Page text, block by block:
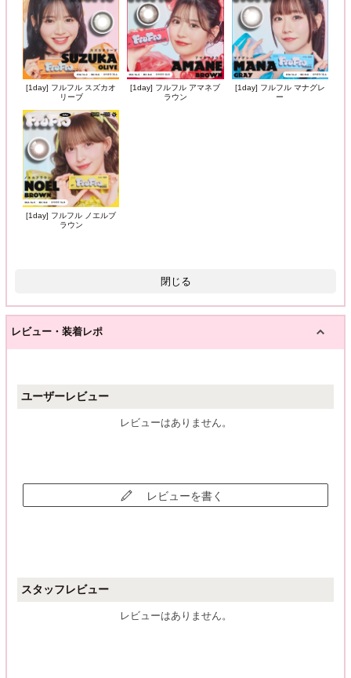
[1day] フルフル スズカオ
リーブ
[1day] フルフル アマネブ
ラウン
[1day] フルフル マナグレ
ー
[1day] フルフル ノエルブ
ラウン
閉じる
レビュー・装着レポ
ユーザーレビュー
レビューはありません。
レビューを書く
スタッフレビュー
レビューはありません。